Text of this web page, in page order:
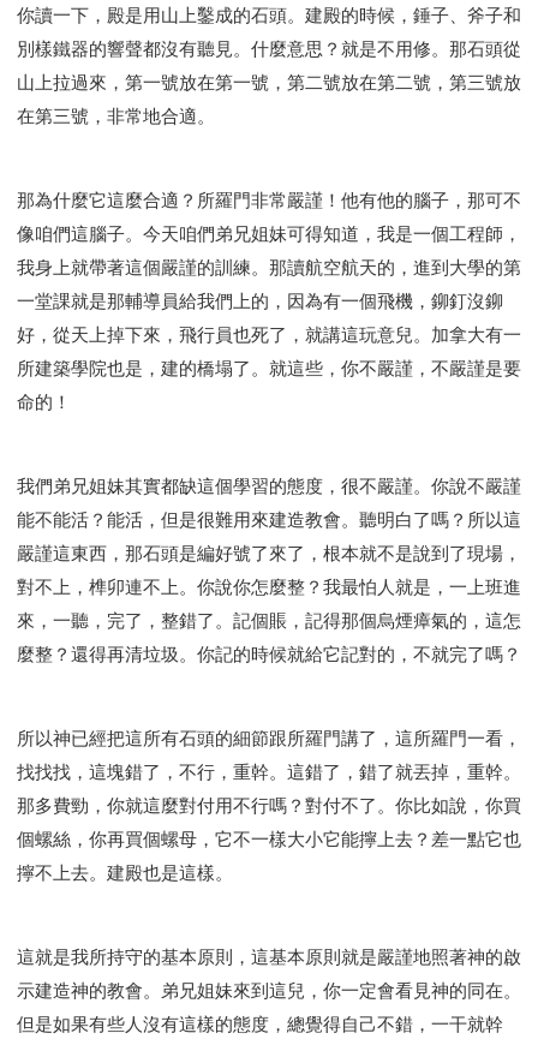
你讀一下，殿是用山上鑿成的石頭。建殿的時候，錘子、斧子和
別樣鐵器的響聲都沒有聽見。什麼意思？就是不用修。那石頭從
山上拉過來，第一號放在第一號，第二號放在第二號，第三號放
在第三號，非常地合適。
那為什麼它這麼合適？所羅門非常嚴謹！他有他的腦子，那可不
像咱們這腦子。今天咱們弟兄姐妹可得知道，我是一個工程師，
我身上就帶著這個嚴謹的訓練。那讀航空航天的，進到大學的第
一堂課就是那輔導員給我們上的，因為有一個飛機，鉚釘沒鉚
好，從天上掉下來，飛行員也死了，就講這玩意兒。加拿大有一
所建築學院也是，建的橋塌了。就這些，你不嚴謹，不嚴謹是要
命的！
我們弟兄姐妹其實都缺這個學習的態度，很不嚴謹。你說不嚴謹
能不能活？能活，但是很難用來建造教會。聽明白了嗎？所以這
嚴謹這東西，那石頭是編好號了來了，根本就不是說到了現場，
對不上，榫卯連不上。你說你怎麼整？我最怕人就是，一上班進
來，一聽，完了，整錯了。記個賬，記得那個烏煙瘴氣的，這怎
麼整？還得再清垃圾。你記的時候就給它記對的，不就完了嗎？
所以神已經把這所有石頭的細節跟所羅門講了，這所羅門一看，
找找找，這塊錯了，不行，重幹。這錯了，錯了就丟掉，重幹。
那多費勁，你就這麼對付用不行嗎？對付不了。你比如說，你買
個螺絲，你再買個螺母，它不一樣大小它能擰上去？差一點它也
擰不上去。建殿也是這樣。
這就是我所持守的基本原則，這基本原則就是嚴謹地照著神的啟
示建造神的教會。弟兄姐妹來到這兒，你一定會看見神的同在。
但是如果有些人沒有這樣的態度，總覺得自己不錯，一干就幹